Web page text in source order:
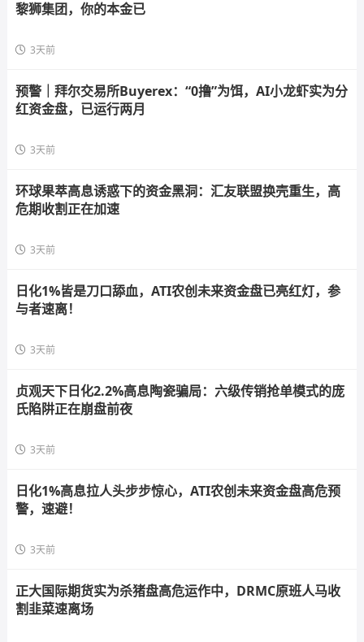
黎狮集团，你的本金已
3天前
预警｜拜尔交易所Buyerex：“0撸”为饵，AI小龙虾实为分
红资金盘，已运行两月
3天前
环球果萃高息诱惑下的资金黑洞：汇友联盟换壳重生，高
危期收割正在加速
3天前
日化1%皆是刀口舔血，ATI农创未来资金盘已亮红灯，参
与者速离！
3天前
贞观天下日化2.2%高息陶瓷骗局：六级传销抢单模式的庞
氏陷阱正在崩盘前夜
3天前
日化1%高息拉人头步步惊心，ATI农创未来资金盘高危预
警，速避！
3天前
正大国际期货实为杀猪盘高危运作中，DRMC原班人马收
割韭菜速离场